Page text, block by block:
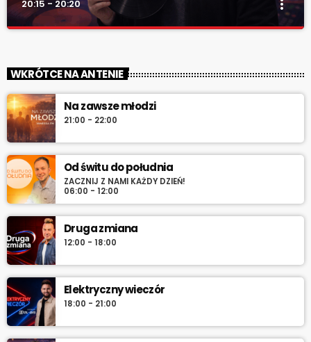
20:15 - 20:20 more_vert
Muzyczne kalendarium – Twoja codzienna pigułka historii
muzyki. Rocznice, premiery, anegdoty i najlepsze brzmienia –
pon.–sob. 7:45 i 12:45, w niedzielę 7:45 + dłuższa wersja po
10:00. Włącz i sprawdź „co dziś gra historia”.
WKRÓTCE NA ANTENIE
Na zawsze młodzi
21:00 - 22:00
Od świtu do południa
ZACZNIJ Z NAMI KAŻDY DZIEŃ!
06:00 - 12:00
Druga zmiana
12:00 - 18:00
Elektryczny wieczór
18:00 - 21:00